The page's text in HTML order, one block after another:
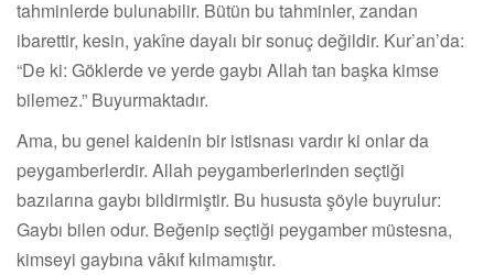
tahminlerde bulunabilir. Bütün bu tahminler, zandan
ibarettir, kesin, yakîne dayalı bir sonuç değildir. Kur’an’da:
“De ki: Göklerde ve yerde gaybı Allah tan başka kimse
bilemez.” Buyurmaktadır.
Ama, bu genel kaidenin bir istisnası vardır ki onlar da
peygamberlerdir. Allah peygamberlerinden seçtiği
bazılarına gaybı bildirmiştir. Bu hususta şöyle buyrulur:
Gaybı bilen odur. Beğenip seçtiği peygamber müstesna,
kimseyi gaybına vâkıf kılmamıştır.